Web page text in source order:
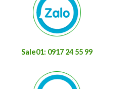
Sale01: 0917 24 55 99